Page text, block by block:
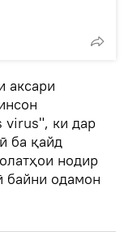
аксари
virus", ки дар
ба қайд
нодир
байни одамон